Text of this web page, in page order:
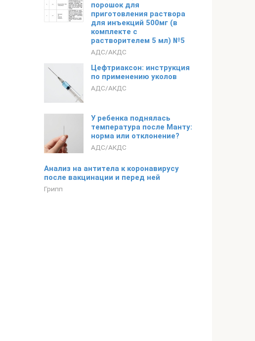
порошок для
приготовления раствора
для инъекций 500мг (в
комплекте с
растворителем 5 мл) №5
АДС/АКДС
Цефтриаксон: инструкция
по применению уколов
АДС/АКДС
У ребенка поднялась
температура после Манту:
норма или отклонение?
АДС/АКДС
Анализ на антитела к коронавирусу
после вакцинации и перед ней
Грипп